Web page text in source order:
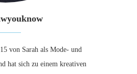
von Sarah als Mode- und
hat sich zu einem kreativen